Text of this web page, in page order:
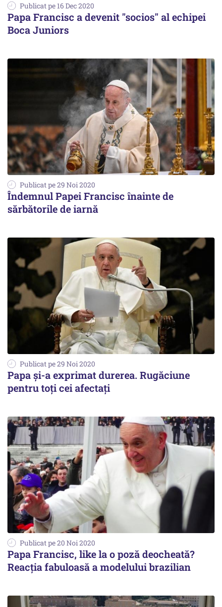
Publicat pe 16 Dec 2020
Papa Francisc a devenit "socios" al echipei
Boca Juniors
Publicat pe 29 Noi 2020
Îndemnul Papei Francisc înainte de
sărbătorile de iarnă
Publicat pe 29 Noi 2020
Papa şi-a exprimat durerea. Rugăciune
pentru toți cei afectați
Publicat pe 20 Noi 2020
Papa Francisc, like la o poză deocheată?
Reacția fabuloasă a modelului brazilian